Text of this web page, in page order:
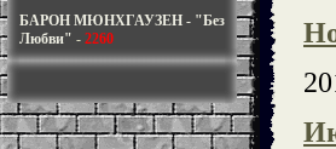
БАРОН МЮНХГАУЗЕН - "Без
Любви" - 2260